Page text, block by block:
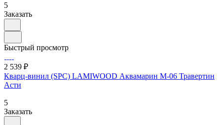
5
Заказать
Быстрый просмотр
2 539 ₽
Кварц-винил (SPC) LAMIWOOD Аквамарин M-06 Травертин
Асти
5
Заказать